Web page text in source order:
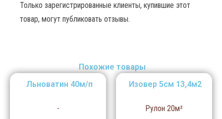
Похожие товары
Льноватин 40м/п
-
Изовер 5см 13,4м2
Рулон 20м²
Только зарегистрированные клиенты, купившие этот
товар, могут публиковать отзывы.